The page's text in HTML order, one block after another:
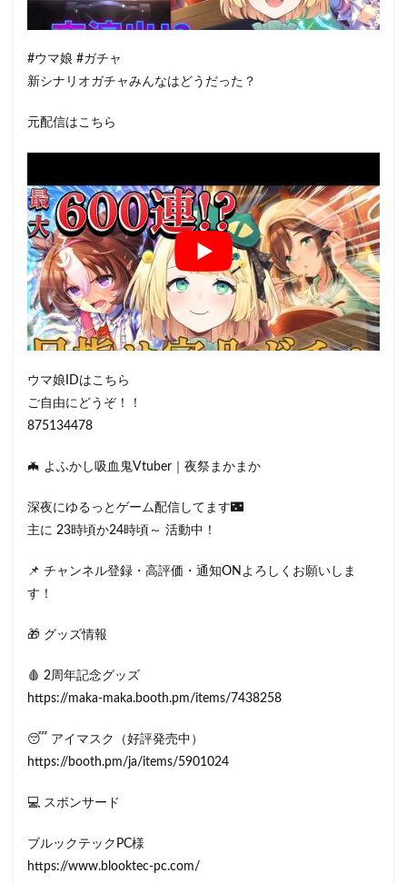
#ウマ娘 #ガチャ
新シナリオガチャみんなはどうだった？
元配信はこちら
ウマ娘IDはこちら
ご自由にどうぞ！！
875134478
🦇 よふかし吸血鬼Vtuber｜夜祭まかまか
深夜にゆるっとゲーム配信してます🌃
主に 23時頃か24時頃～ 活動中！
📌 チャンネル登録・高評価・通知ONよろしくお願いしま
す！
🎁 グッズ情報
🩸 2周年記念グッズ
https://maka-maka.booth.pm/items/7438258
😴 アイマスク（好評発売中）
https://booth.pm/ja/items/5901024
💻 スポンサード
ブルックテックPC様
https://www.blooktec-pc.com/